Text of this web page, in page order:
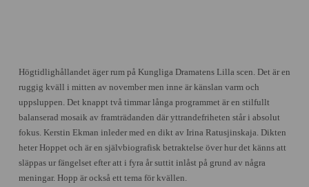
Högtidlighållandet äger rum på Kungliga Dramatens Lilla scen. Det är en
ruggig kväll i mitten av november men inne är känslan varm och
uppsluppen. Det knappt två timmar långa programmet är en stilfullt
balanserad mosaik av framträdanden där yttrandefriheten står i absolut
fokus. Kerstin Ekman inleder med en dikt av Irina Ratusjinskaja. Dikten
heter Hoppet och är en självbiografisk betraktelse över hur det känns att
släppas ur fängelset efter att i fyra år suttit inlåst på grund av några
meningar. Hopp är också ett tema för kvällen.